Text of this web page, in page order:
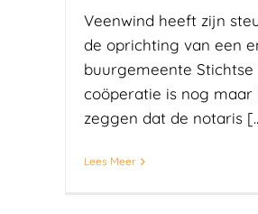
Veenwind heeft zijn
de oprichting van een
buurgemeente Stichtse
coöperatie is nog maar
zeggen dat de notaris
Lees Meer